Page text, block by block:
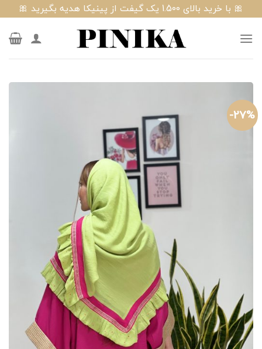
to
content
🎀 با خرید بالای 1.500 یک گیفت از پینیکا هدیه بگیرید 🎀
27%-